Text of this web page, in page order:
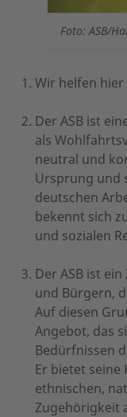
Foto: ASB/
Wir helfen
Der ASB ist
als
neutral und
Ursprung und
deutschen
bekennt sich
und sozialen
Der ASB ist
und Bürgern,
Auf diesen
Angebot, das
Bedürfnissen
Er bietet seine
ethnischen,
Zugehörigkeit